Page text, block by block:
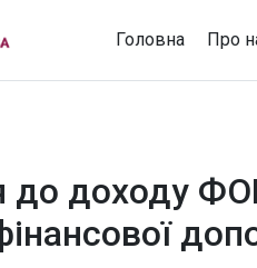
Головна Про
доходу